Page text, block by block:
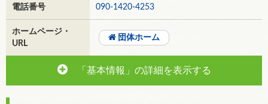
電話番号 090-1420-4253
ホームページ・
URL
団体ホーム
「基本情報」の詳細を表示する